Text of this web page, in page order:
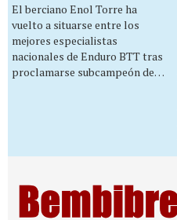
El berciano Enol Torre ha
vuelto a situarse entre los
mejores especialistas
nacionales de Enduro BTT tras
proclamarse subcampeón de…